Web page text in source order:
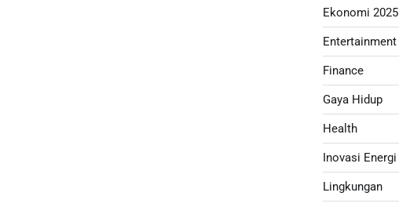
Ekonomi 2025
Entertainment
Finance
Gaya Hidup
Health
Inovasi Energi
Lingkungan